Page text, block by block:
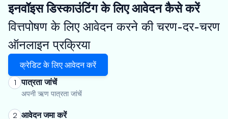
इनवॉइस डिस्काउंटिंग के लिए आवेदन कैसे करें
वित्तपोषण के लिए आवेदन करने की चरण-दर-चरण
ऑनलाइन प्रक्रिया
क्रेडिट के लिए आवेदन करें
1 पात्रता जांचें
अपनी ऋण पात्रता जांचें
2 आवेदन जमा करें